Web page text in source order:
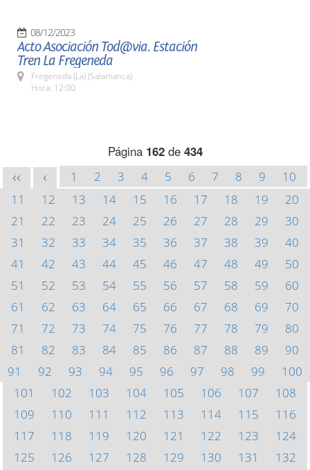
08/12/2023
Acto Asociación Tod@via. Estación
Tren La Fregeneda
Fregeneda (La) (Salamanca)
Hora: 12:00
Página 162de 434
<< < 1 2 3 4 5 6 7 8 9
10
11
12 13 14 15 16 17 18 19
20
21
22 23 24 25 26 27 28 29
30
31
32 33 34 35 36 37 38 39
40
41
42 43 44 45 46 47 48 49
50
51
52 53 54 55 56 57 58 59
60
61
62 63 64 65 66 67 68 69
70
71
72 73 74 75 76 77 78 79
80
81
82 83 84 85 86 87 88 89
90
91
92 93 94 95 96 97 98 99
100
101
102 103 104 105 106 107
108
109
110 111 112 113 114 115
116
117
118 119 120 121 122 123
124
125
126 127 128 129 130 131
132